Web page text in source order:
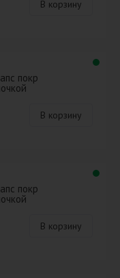
В корзину
покр
В корзину
покр
В корзину